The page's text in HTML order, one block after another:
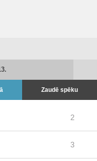
Zaudē spēku
2
3